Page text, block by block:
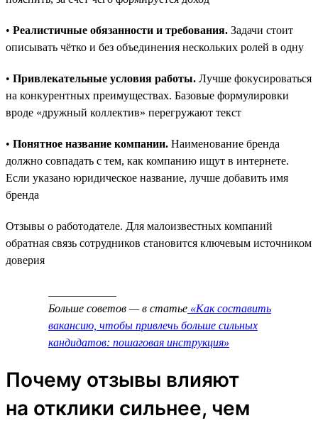
• Реалистичные обязанности и требования. Задачи стоит
описывать чётко и без объединения нескольких ролей в одну
• Привлекательные условия работы. Лучше фокусироваться
на конкурентных преимуществах. Базовые формулировки
вроде «дружный коллектив» перегружают текст
• Понятное название компании. Наименование бренда
должно совпадать с тем, как компанию ищут в интернете.
Если указано юридическое название, лучше добавить имя
бренда
Отзывы о работодателе. Для малоизвестных компаний
обратная связь сотрудников становится ключевым источником
доверия
Больше советов — в статье «Как составить
вакансию, чтобы привлечь больше сильных
кандидатов: пошаговая инструкция»
Почему отзывы влияют
на отклики сильнее, чем